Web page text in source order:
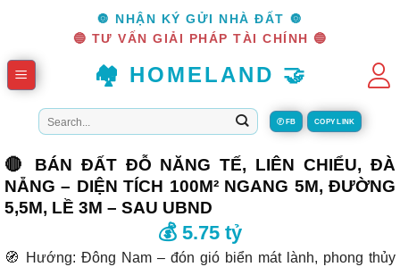
content
🔘 NHẬN KÝ GỬI NHÀ ĐẤT 🔘
🔵 TƯ VẤN GIẢI PHÁP TÀI CHÍNH 🔵
🏘️ HOMELAND 🤝
Tìm
kiếm:
Ⓕ FB COPY LINK
🔴 BÁN ĐẤT ĐỖ NĂNG TẾ, LIÊN CHIỂU, ĐÀ
NẴNG – DIỆN TÍCH 100M² NGANG 5M, ĐƯỜNG
5,5M, LỀ 3M – SAU UBND
💰 5.75 tỷ
🧭 Hướng: Đông Nam – đón gió biển mát lành, phong thủy